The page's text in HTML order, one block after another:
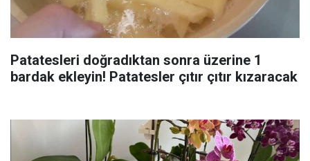
Patatesleri doğradıktan sonra üzerine 1
bardak ekleyin! Patatesler çıtır çıtır kızaracak